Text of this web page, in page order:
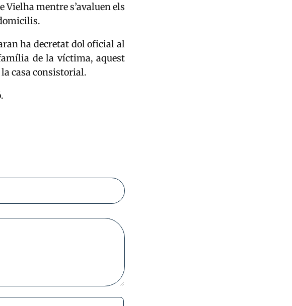
mentre s’avaluen els
ha decretat dol oficial al
de la víctima, aquest
casa consistorial.